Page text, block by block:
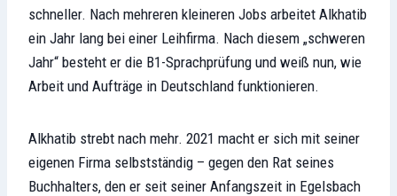
schneller. Nach mehreren kleineren Jobs arbeitet Alkhatib
ein Jahr lang bei einer Leihfirma. Nach diesem „schweren
Jahr“ besteht er die B1-Sprachprüfung und weiß nun, wie
Arbeit und Aufträge in Deutschland funktionieren.
Alkhatib strebt nach mehr. 2021 macht er sich mit seiner
eigenen Firma selbstständig – gegen den Rat seines
Buchhalters, den er seit seiner Anfangszeit in Egelsbach